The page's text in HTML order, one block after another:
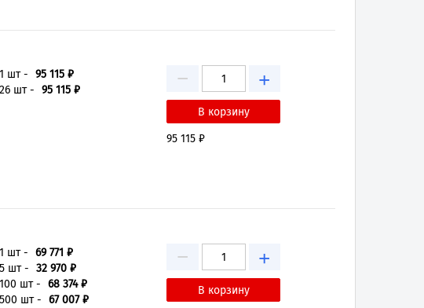
1 шт - 95 115 ₽
26 шт - 95 115 ₽ − +
95 115 ₽
1 шт - 69 771 ₽
5 шт - 32 970 ₽
100 шт - 68 374 ₽
500 шт - 67 007 ₽
− +